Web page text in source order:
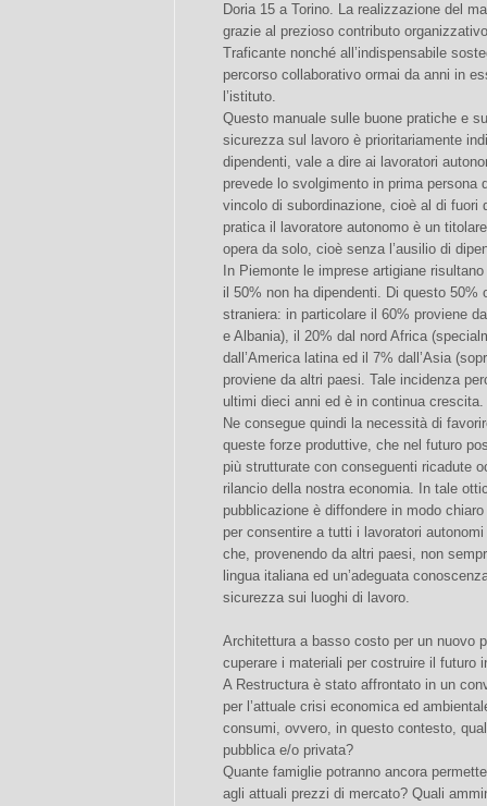
Doria 15 a Torino. La realizzazione del
grazie al prezioso contributo
Traficante nonché all’indispensabile
percorso collaborativo ormai da anni in
l’istituto.
Questo manuale sulle buone pratiche e
sicurezza sul lavoro è prioritariamente
dipendenti, vale a dire ai lavoratori
prevede lo svolgimento in prima persona
vincolo di subordinazione, cioè al di fuori
pratica il lavoratore autonomo è un
opera da solo, cioè senza l’ausilio di
In Piemonte le imprese artigiane
il 50% non ha dipendenti. Di questo
straniera: in particolare il 60% proviene
e Albania), il 20% dal nord Africa
dall’America latina ed il 7% dall’Asia
proviene da altri paesi. Tale incidenza
ultimi dieci anni ed è in continua crescita.
Ne consegue quindi la necessità di
queste forze produttive, che nel futuro
più strutturate con conseguenti ricadute
rilancio della nostra economia. In tale
pubblicazione è diffondere in modo
per consentire a tutti i lavoratori
che, provenendo da altri paesi, non
lingua italiana ed un’adeguata
sicurezza sui luoghi di lavoro.
Architettura a basso costo per un nuovo
cuperare i materiali per costruire il futuro
A Restructura è stato affrontato in un
per l’attuale crisi economica ed
consumi, ovvero, in questo contesto,
pubblica e/o privata?
Quante famiglie potranno ancora
agli attuali prezzi di mercato? Quali